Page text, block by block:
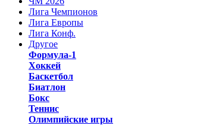
Лига Чемпионов
Лига Европы
Лига Конф.
Другое
Формула-1
Хоккей
Баскетбол
Биатлон
Бокс
Теннис
Олимпийские игры